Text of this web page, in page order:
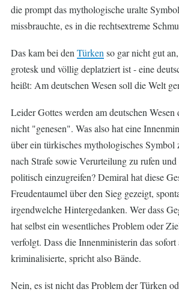
die prompt das mythologische uralte
missbrauchte, es in die rechtsextreme
Das kam bei den Türken so gar nicht gut
grotesk und völlig deplatziert ist - eine
heißt: Am deutschen Wesen soll die Welt
Leider Gottes werden am deutschen Wesen
nicht "genesen". Was also hat eine
über ein türkisches mythologisches Symbol
nach Strafe sowie Verurteilung zu rufen
politisch einzugreifen? Demiral hat diese
Freudentaumel über den Sieg gezeigt,
irgendwelche Hintergedanken. Wer dass
hat selbst ein wesentliches Problem oder
verfolgt. Dass die Innenministerin das
kriminalisierte, spricht also Bände.
Nein, es ist nicht das Problem der Türken